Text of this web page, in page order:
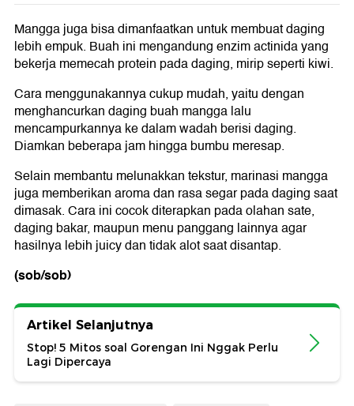
Mangga juga bisa dimanfaatkan untuk membuat daging
lebih empuk. Buah ini mengandung enzim actinida yang
bekerja memecah protein pada daging, mirip seperti kiwi.
Cara menggunakannya cukup mudah, yaitu dengan
menghancurkan daging buah mangga lalu
mencampurkannya ke dalam wadah berisi daging.
Diamkan beberapa jam hingga bumbu meresap.
Selain membantu melunakkan tekstur, marinasi mangga
juga memberikan aroma dan rasa segar pada daging saat
dimasak. Cara ini cocok diterapkan pada olahan sate,
daging bakar, maupun menu panggang lainnya agar
hasilnya lebih juicy dan tidak alot saat disantap.
(sob/sob)
Artikel Selanjutnya
Stop! 5 Mitos soal Gorengan Ini Nggak Perlu
Lagi Dipercaya